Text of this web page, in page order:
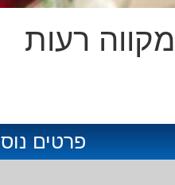
מקווה רעות
פרטים